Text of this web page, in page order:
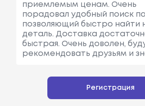
приемлемым ценам. Очень
порадовал удобный поиск
позволяющий быстро найти
деталь. Доставка
быстрая. Очень доволен,
рекомендовать друзьям и
Регистрация